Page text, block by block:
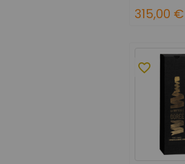
315,00 €
favorite_border